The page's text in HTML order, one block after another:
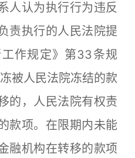
认为执行行为违反
责执行的人民法院提
作规定》第33条规
被人民法院冻结的款
的，人民法院有权责
款项。在限期内未能
融机构在转移的款项